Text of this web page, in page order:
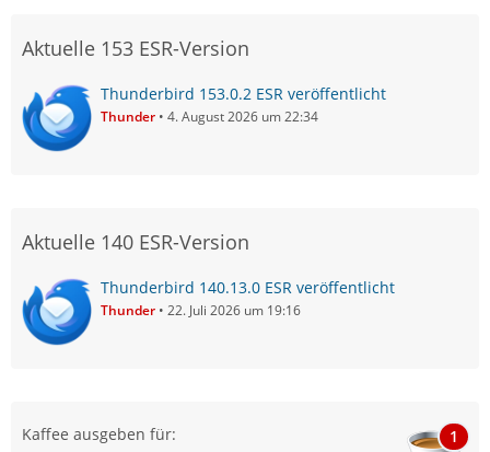
Aktuelle 153 ESR-Version
Thunderbird 153.0.2 ESR veröffentlicht
Thunder 4. August 2026 um 22:34
Aktuelle 140 ESR-Version
Thunderbird 140.13.0 ESR veröffentlicht
Thunder 22. Juli 2026 um 19:16
Kaffee ausgeben für: 1